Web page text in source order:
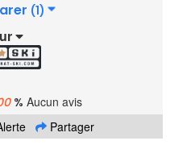
(1)
% Aucun avis
Partager